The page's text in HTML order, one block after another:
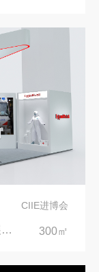
CIIE进博会
第三届中国国际进口博览会|国家会展中心 300㎡